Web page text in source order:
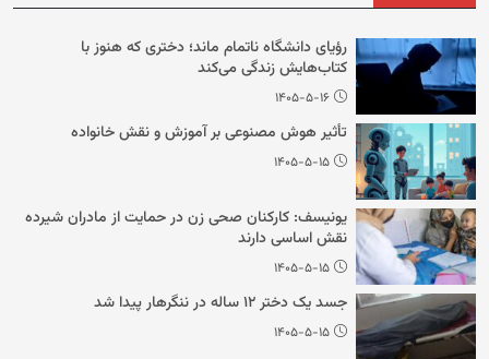
رؤیای دانشگاه ناتمام ماند؛ دختری که هنوز با
کتاب‌هایش زندگی می‌کند
۱۴۰۵-۵-۱۶
تأثیر هوش مصنوعی بر آموزش و نقش خانواده
۱۴۰۵-۵-۱۵
یونیسف: کارکنان صحی زن در حمایت از مادران شیرده
نقش اساسی دارند
۱۴۰۵-۵-۱۵
جسد یک دختر ۱۲ ساله در ننگرهار پیدا شد
۱۴۰۵-۵-۱۵